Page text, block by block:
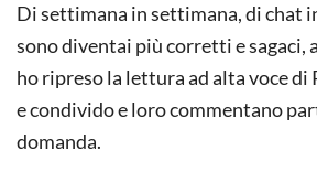
Di settimana in settimana, di chat
sono diventai più corretti e sagaci,
ho ripreso la lettura ad alta voce
e condivido e loro commentano
domanda.